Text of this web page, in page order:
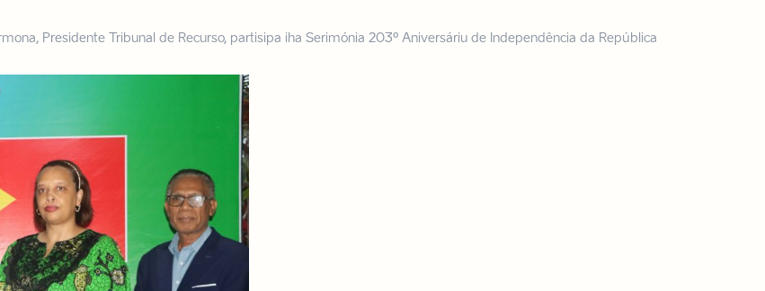
Presidente Tribunal de Recurso, partisipa iha Serimónia 203º Aniversáriu de Independência da República